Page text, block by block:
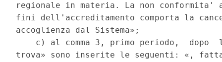
regionale in materia. La non
fini dell'accreditamento comporta la
accoglienza dal Sistema»;
c) al comma 3, primo periodo,  dopo
trova» sono inserite le seguenti: «,